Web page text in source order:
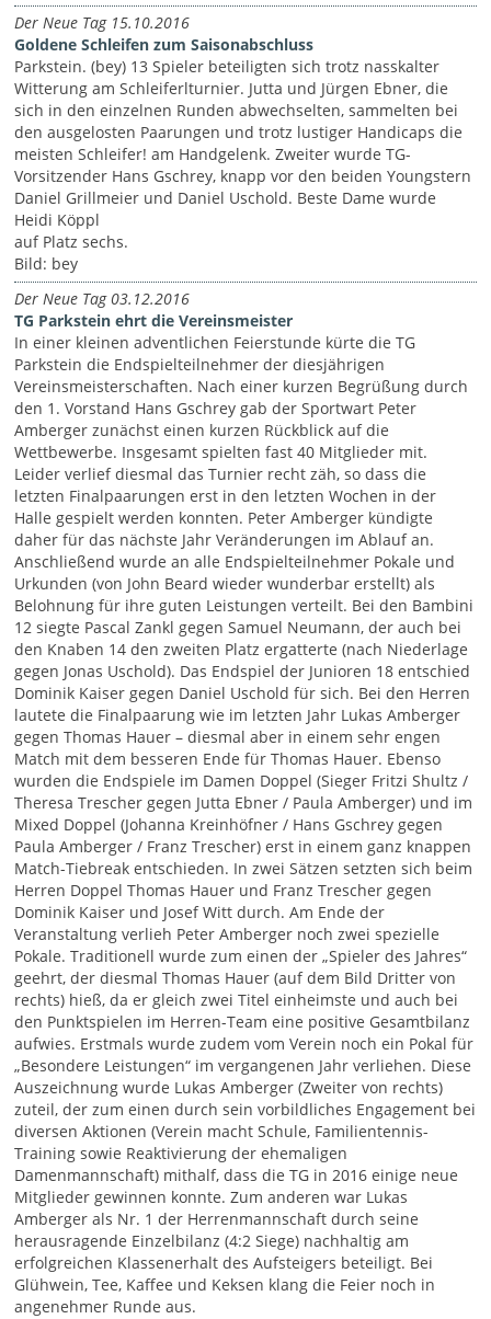
Der Neue Tag 15.10.2016
Goldene Schleifen zum Saisonabschluss
Parkstein. (bey) 13 Spieler beteiligten sich trotz nasskalter
Witterung am Schleiferlturnier. Jutta und Jürgen Ebner, die
sich in den einzelnen Runden abwechselten, sammelten bei
den ausgelosten Paarungen und trotz lustiger Handicaps die
meisten Schleifer! am Handgelenk. Zweiter wurde TG-
Vorsitzender Hans Gschrey, knapp vor den beiden Youngstern
Daniel Grillmeier und Daniel Uschold. Beste Dame wurde
Heidi Köppl
auf Platz sechs.
Bild: bey
Der Neue Tag 03.12.2016
TG Parkstein ehrt die Vereinsmeister
In einer kleinen adventlichen Feierstunde kürte die TG
Parkstein die Endspielteilnehmer der diesjährigen
Vereinsmeisterschaften. Nach einer kurzen Begrüßung durch
den 1. Vorstand Hans Gschrey gab der Sportwart Peter
Amberger zunächst einen kurzen Rückblick auf die
Wettbewerbe. Insgesamt spielten fast 40 Mitglieder mit.
Leider verlief diesmal das Turnier recht zäh, so dass die
letzten Finalpaarungen erst in den letzten Wochen in der
Halle gespielt werden konnten. Peter Amberger kündigte
daher für das nächste Jahr Veränderungen im Ablauf an.
Anschließend wurde an alle Endspielteilnehmer Pokale und
Urkunden (von John Beard wieder wunderbar erstellt) als
Belohnung für ihre guten Leistungen verteilt. Bei den Bambini
12 siegte Pascal Zankl gegen Samuel Neumann, der auch bei
den Knaben 14 den zweiten Platz ergatterte (nach Niederlage
gegen Jonas Uschold). Das Endspiel der Junioren 18 entschied
Dominik Kaiser gegen Daniel Uschold für sich. Bei den Herren
lautete die Finalpaarung wie im letzten Jahr Lukas Amberger
gegen Thomas Hauer – diesmal aber in einem sehr engen
Match mit dem besseren Ende für Thomas Hauer. Ebenso
wurden die Endspiele im Damen Doppel (Sieger Fritzi Shultz /
Theresa Trescher gegen Jutta Ebner / Paula Amberger) und im
Mixed Doppel (Johanna Kreinhöfner / Hans Gschrey gegen
Paula Amberger / Franz Trescher) erst in einem ganz knappen
Match-Tiebreak entschieden. In zwei Sätzen setzten sich beim
Herren Doppel Thomas Hauer und Franz Trescher gegen
Dominik Kaiser und Josef Witt durch. Am Ende der
Veranstaltung verlieh Peter Amberger noch zwei spezielle
Pokale. Traditionell wurde zum einen der „Spieler des Jahres“
geehrt, der diesmal Thomas Hauer (auf dem Bild Dritter von
rechts) hieß, da er gleich zwei Titel einheimste und auch bei
den Punktspielen im Herren-Team eine positive Gesamtbilanz
aufwies. Erstmals wurde zudem vom Verein noch ein Pokal für
„Besondere Leistungen“ im vergangenen Jahr verliehen. Diese
Auszeichnung wurde Lukas Amberger (Zweiter von rechts)
zuteil, der zum einen durch sein vorbildliches Engagement bei
diversen Aktionen (Verein macht Schule, Familientennis-
Training sowie Reaktivierung der ehemaligen
Damenmannschaft) mithalf, dass die TG in 2016 einige neue
Mitglieder gewinnen konnte. Zum anderen war Lukas
Amberger als Nr. 1 der Herrenmannschaft durch seine
herausragende Einzelbilanz (4:2 Siege) nachhaltig am
erfolgreichen Klassenerhalt des Aufsteigers beteiligt. Bei
Glühwein, Tee, Kaffee und Keksen klang die Feier noch in
angenehmer Runde aus.